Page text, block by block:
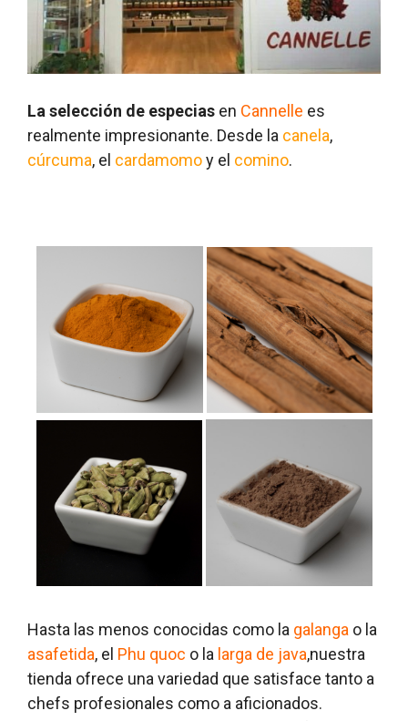
La selección de especias en Cannelle es
realmente impresionante. Desde la canela,
cúrcuma, el cardamomoy el comino.
Hasta las menos conocidas como la galanga o la
asafetida, el Phu quoc o la larga de java,nuestra
tienda ofrece una variedad que satisface tanto a
chefs profesionales como a aficionados.